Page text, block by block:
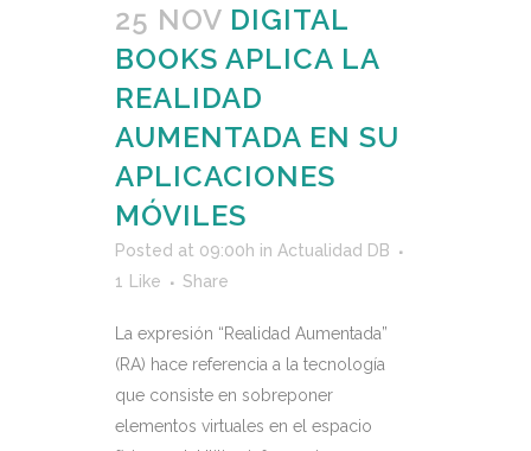
25 NOV DIGITAL
BOOKS APLICA LA
REALIDAD
AUMENTADA EN SU
APLICACIONES
MÓVILES
Posted at 09:00h in Actualidad DB
1
Like Share
La expresión “Realidad Aumentada”
(RA) hace referencia a la tecnología
que consiste en sobreponer
elementos virtuales en el espacio